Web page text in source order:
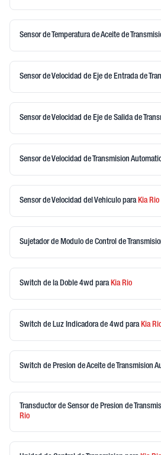
Sensor de Temperatura de Aceite de
Sensor de Velocidad de Eje de Entrada de
Sensor de Velocidad de Eje de Salida de
Sensor de Velocidad de Transmision
Sensor de Velocidad del Vehiculo para KiaRio
Sujetador de Modulo de Control de
Switch de la Doble 4wd para KiaRio
Switch de Luz Indicadora de 4wd para Kia
Switch de Presion de Aceite de Transmision
Transductor de Sensor de Presion de
Rio